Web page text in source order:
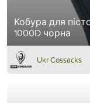
Кобура для
1000D чорна
Ukr Cossacks